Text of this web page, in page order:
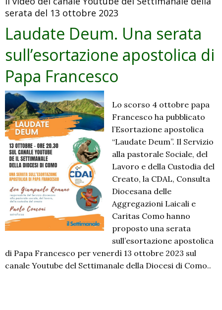
in
provincia
di
Sondrio
serata del 13 ottobre 2023
Laudate Deum. Una serata
sull’esortazione apostolica di
Papa Francesco
Lo scorso 4 ottobre papa
Francesco ha pubblicato
l’Esortazione apostolica
“Laudate Deum”. Il Servizio
alla pastorale Sociale, del
Lavoro e della Custodia del
Creato, la CDAL, Consulta
Diocesana delle
Aggregazioni Laicali e
Caritas Como hanno
proposto una serata
sull’esortazione apostolica
di Papa Francesco per venerdì 13 ottobre 2023 sul
canale Youtube del Settimanale della Diocesi di Como..